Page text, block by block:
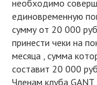
необходимо
единовременную
сумму от 20 000
принести чеки на
месяца , сумма
составит 20 000
Членам клуба GANT